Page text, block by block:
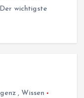
wichtigste
, Wissen